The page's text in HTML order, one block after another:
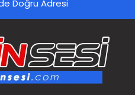
Doğru Adresi